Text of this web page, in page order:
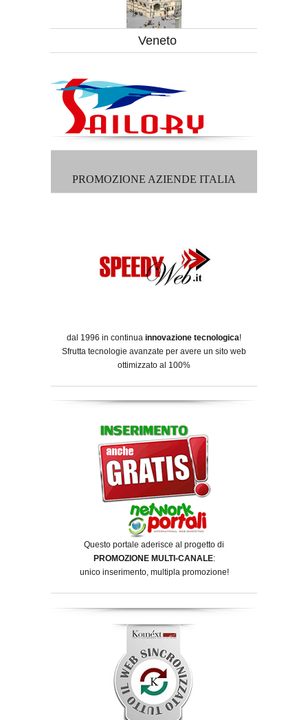
Veneto
PROMOZIONE AZIENDE ITALIA
dal 1996 in continua innovazione tecnologica!
Sfrutta tecnologie avanzate per avere un sito web
ottimizzato al 100%
Questo portale aderisce al progetto di
PROMOZIONE MULTI-CANALE:
unico inserimento, multipla promozione!